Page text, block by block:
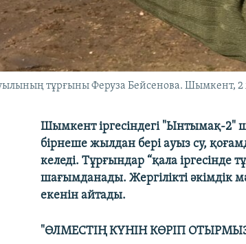
тұрғыны Феруза Бейсенова. Шымкент, 2
Шымкент іргесіндегі "Ынтымақ-
бірнеше жылдан бері ауыз су,
келеді. Тұрғындар “қала
шағымданады. Жергілікті әкімдік
екенін айтады.
"ӨЛМЕСТІҢ КҮНІН КӨРІП